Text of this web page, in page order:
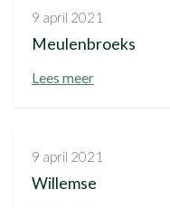
9 april 2021
Meulenbroeks
Lees meer
9 april 2021
Willemse